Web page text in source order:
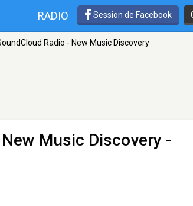
RADIO Session de Facebook
Radio - New Music Discovery
Music Discovery -